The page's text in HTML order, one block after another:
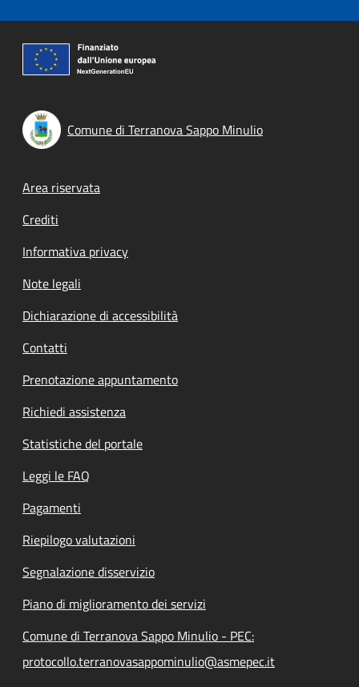
Comune di Terranova Sappo Minulio
Footer menu
Area riservata
Crediti
Informativa privacy
Note legali
Dichiarazione di accessibilità
Contatti
Prenotazione appuntamento
Richiedi assistenza
Statistiche del portale
Leggi le FAQ
Pagamenti
Riepilogo valutazioni
Segnalazione disservizio
Piano di miglioramento dei servizi
Comune di Terranova Sappo Minulio - PEC:
protocollo.terranovasappominulio@asmepec.it